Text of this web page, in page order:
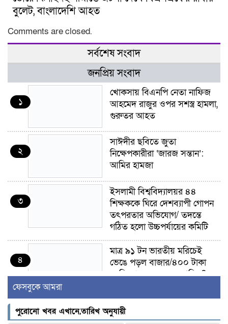
বুলেট, বাংলাদেশি আহত
Comments are closed.
সর্বশেষ সংবাদ
জনপ্রিয় সংবাদ
১
খোকসায় বিএনপি নেতা নাফিজ
আহমেদ রাজুর ওপর সশস্ত্র হামলা,
গুরুতর আহত
২
সাঈদীর ছবিতে জুতা
নিক্ষেপকারীরা ‘জারজ সন্তান’:
আমির হামজা
৩
ইসলামী বিশ্ববিদ্যালয়র ৪৪
শিক্ষককে ঘিরে দেশব্যাপী গোপন
তৎপরতার অভিযোগ/ তদন্তে
গঠিত হলো উচ্চপর্যায়ের কমিটি
৪
মাত্র ৯১ টন ভারতীয় মরিচেই
ভেঙে পড়ল বাজার/৪০০ টাকা
কেজি দাম কে ধরে রেখেছিল?
৫
জুলাই আন্দোলন ছিল সম্মিলিত,
লক্ষ্য হওয়া উচিত ঐক্য ও
ফেসবুকে আমরা
পুরোনো খবর এখানে,তারিখ অনুযায়ী